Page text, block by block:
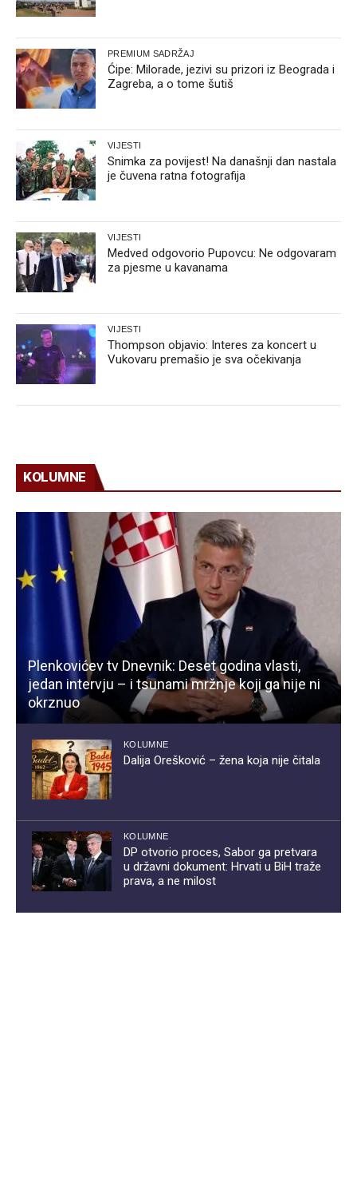
PREMIUM SADRŽAJ
Ćipe: Milorade, jezivi su prizori iz Beograda i
Zagreba, a o tome šutiš
VIJESTI
Snimka za povijest! Na današnji dan nastala
je čuvena ratna fotografija
VIJESTI
Medved odgovorio Pupovcu: Ne odgovaram
za pjesme u kavanama
VIJESTI
Thompson objavio: Interes za koncert u
Vukovaru premašio je sva očekivanja
KOLUMNE
Plenkovićev tv Dnevnik: Deset godina vlasti,
jedan intervju – i tsunami mržnje koji ga nije ni
okrznuo
KOLUMNE
Dalija Orešković – žena koja nije čitala
KOLUMNE
DP otvorio proces, Sabor ga pretvara
u državni dokument: Hrvati u BiH traže
prava, a ne milost